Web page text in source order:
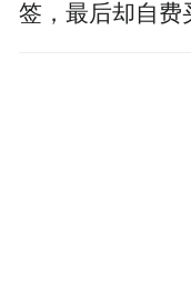
签，最后却自费